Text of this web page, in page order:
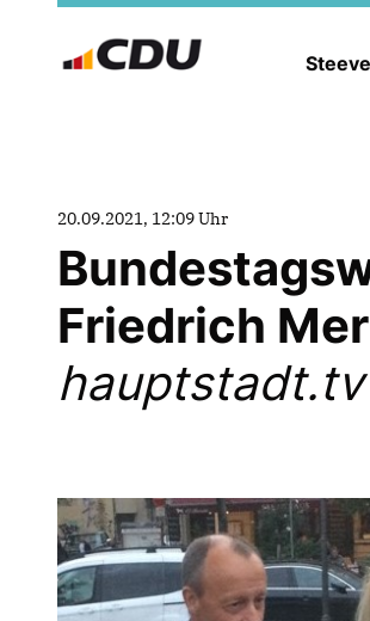
20.09.2021, 12:09 Uhr
Friedrich
hauptstadt.tv